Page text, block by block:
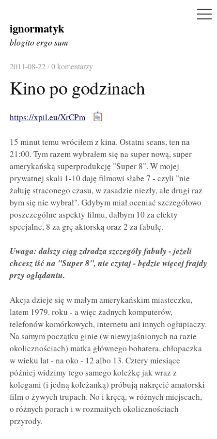
Skip
to
ignormatyk
blogito ergo sum
2011-08-22/0 komentarzy
Kino po godzinach
https://xpil.eu/XrCPm
15 minut temu wróciłem z kina. Ostatni seans, ten na
21:00. Tym razem wybrałem się na super nową, super
amerykańską superprodukcję "Super 8". W mojej
prywatnej skali 1-10 daję filmowi słabe 7 - czyli "nie
żałuję straconego czasu, w zasadzie niezły, ale drugi raz
bym się nie wybrał". Gdybym miał oceniać szczegółowo
poszczególne aspekty filmu, dałbym 10 za efekty
specjalne, 8 za grę aktorską oraz 2 za fabułę.
Uwaga: dalszy ciąg zdradza szczegóły fabuły - jeżeli
chcesz iść na "Super 8", nie czytaj - będzie więcej frajdy
przy oglądaniu.
Akcja dzieje się w małym amerykańskim miasteczku,
latem 1979. roku - a więc żadnych komputerów,
telefonów komórkowych, internetu ani innych ogłupiaczy.
Na samym początku ginie (w niewyjaśnionych na razie
okolicznościach) matka głównego bohatera, chłopaczka
w wieku lat - na oko - 12 albo 13. Cztery miesiące
później widzimy tego samego koleżkę jak wraz z
kolegami (i jedną koleżanką) próbują nakręcić amatorski
film o żywych trupach. No i kręcą, w różnych miejscach,
o różnych porach i w rozmaitych okolicznościach
przyrody.